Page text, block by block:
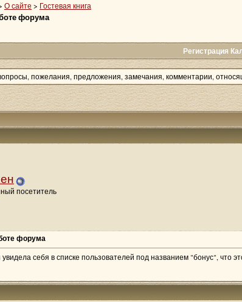
О сайте > Гостевая книга
форума
Регистрация
пожелания, предложения, замечания, комментарии,
посетитель
форума
увидела себя в списке пользователей под названием "бонус", что